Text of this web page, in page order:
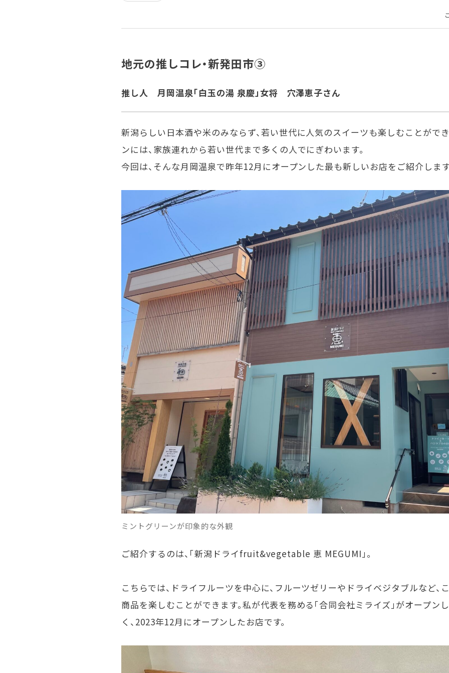
地元の推しコレ・新発田市③
推し人 月岡温泉「白玉の湯 泉慶」女将 穴澤恵子さん
新潟らしい日本酒や米のみならず、若い世代に人気のスイーツも楽しむことがで
ンには、家族連れから若い世代まで多くの人でにぎわいます。
今回は、そんな月岡温泉で昨年12月にオープンした最も新しいお店をご紹介します
ミントグリーンが印象的な外観
ご紹介するのは、「新潟ドライfruit&vegetable 恵 MEGUMI」。
こちらでは、ドライフルーツを中心に、フルーツゼリーやドライベジタブルなど
商品を楽しむことができます。私が代表を務める「合同会社ミライズ」がオープン
く、 2023年12月にオープンしたお店です。